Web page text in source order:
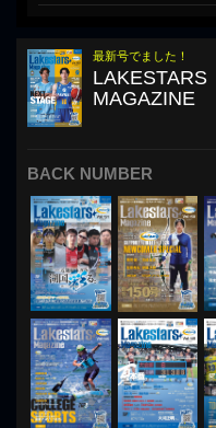
最新号でました！
LAKESTARS
MAGAZINE
BACK NUMBER